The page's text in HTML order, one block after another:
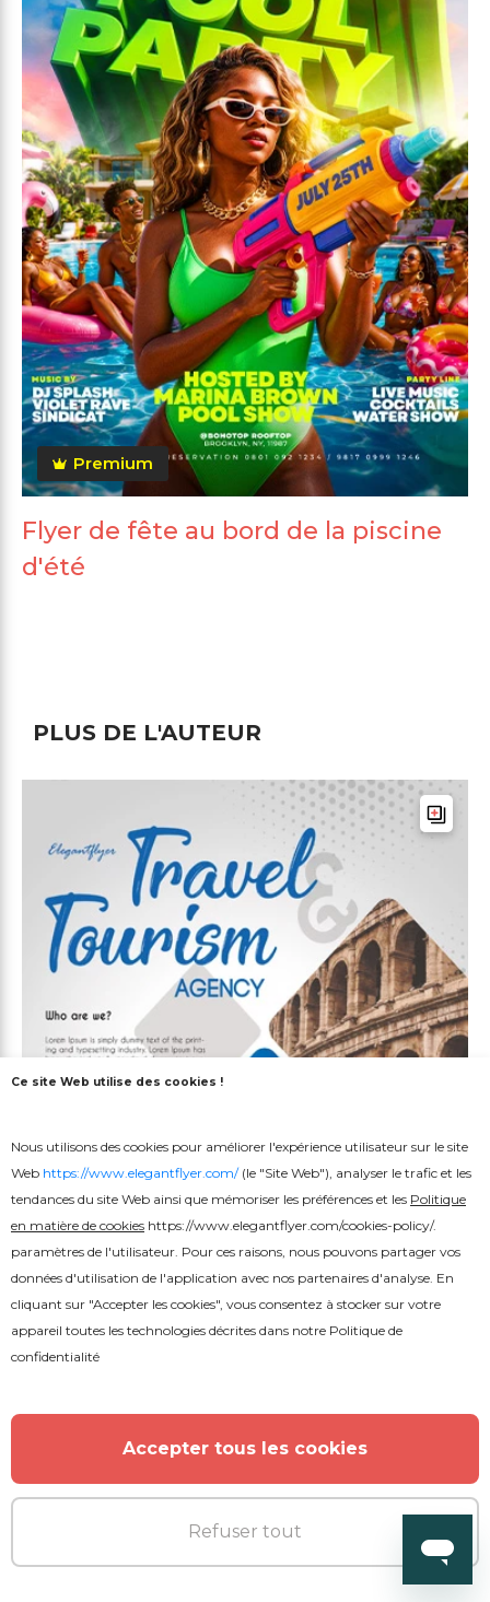
Premium
Flyer de fête au bord de la piscine
d'été
PLUS DE L'AUTEUR
Voyage et tourisme
Ce site Web utilise des cookies !
Nous utilisons des cookies pour améliorer l'expérience utilisateur sur le site
Web https://www.elegantflyer.com/(le "Site Web"), analyser le trafic et les
tendances du site Web ainsi que mémoriser les préférences et les Politique
en matière de cookies https://www.elegantflyer.com/cookies-policy/.
paramètres de l'utilisateur. Pour ces raisons, nous pouvons partager vos
données d'utilisation de l'application avec nos partenaires d'analyse. En
cliquant sur "Accepter les cookies", vous consentez à stocker sur votre
appareil toutes les technologies décrites dans notre Politique de
confidentialité
Accepter tous les cookies
Refuser tout